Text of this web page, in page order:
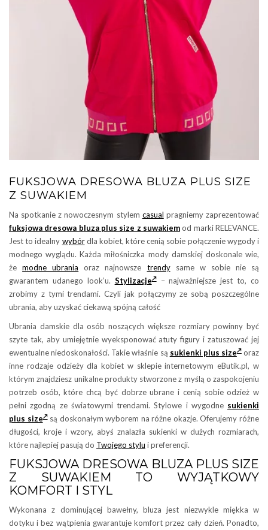
FUKSJOWA DRESOWA BLUZA PLUS SIZE
Z SUWAKIEM
Na spotkanie z nowoczesnym stylem casual pragniemy zaprezentować
fuksjowa dresowa bluza plus size z suwakiemod marki RELEVANCE.
Jest to idealny wybórdla kobiet, które cenią sobie połączenie wygody i
modnego wyglądu. Każda miłośniczka mody damskiej doskonale wie,
żemodne ubrania oraz najnowsze trendysame w sobie nie są
gwarantem udanego look’u. Stylizacje – najważniejsze jest to, co
zrobimy z tymi trendami. Czyli jak połączymy ze sobą poszczególne
ubrania, aby uzyskać ciekawą spójną całość
Ubrania damskie dla osób noszących większe rozmiary powinny być
szyte tak, aby umiejętnie wyeksponować atuty figury i zatuszować jej
ewentualne niedoskonałości. Takie właśnie są sukienki plus size oraz
inne rodzaje odzieży dla kobiet w sklepie internetowym eButik.pl, w
którym znajdziesz unikalne produkty stworzone z myślą o zaspokojeniu
potrzeb osób, które chcą być dobrze ubrane i cenią sobie odzież w
pełni zgodną ze światowymi trendami. Stylowe i wygodne sukienki
plus size są doskonałym wyborem na różne okazje. Oferujemy różne
długości, kroje i wzory, abyś znalazła sukienki w dużych rozmiarach,
które najlepiej pasują do Twojego stylu i preferencji.
FUKSJOWA DRESOWA BLUZA PLUS SIZE
Z SUWAKIEM TO WYJĄTKOWY
KOMFORT I STYL
Wykonana z dominującej bawełny, bluza jest niezwykle miękka w
dotyku i bez wątpienia gwarantuje komfort przez cały dzień. Ponadto,